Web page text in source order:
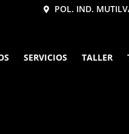
POL. IND.
SERVICIOS TALLER